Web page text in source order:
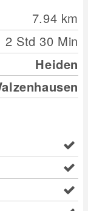
7.94 km
2 Std 30 Min
Heiden